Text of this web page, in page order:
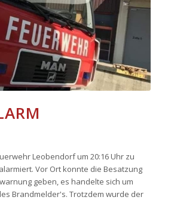
Leobendorf um 20:16 Uhr zu
Vor Ort konnte die Besatzung
geben, es handelte sich um
Brandmelder's. Trotzdem wurde der